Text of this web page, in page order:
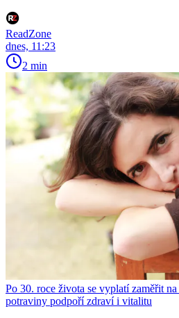
ReadZone
dnes, 11:23
2 min
Po 30. roce života se vyplatí zaměřit
potraviny podpoří zdraví i vitalitu